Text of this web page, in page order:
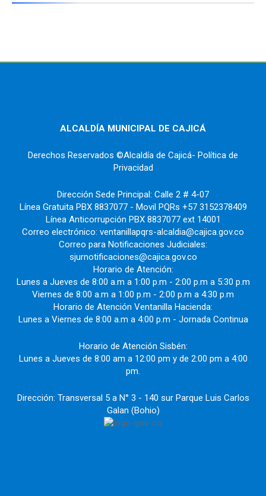
ALCALDÍA MUNICIPAL DE CAJICÁ
Derechos Reservados ©Alcaldía de Cajicá- Política de
Privacidad
Dirección Sede Principal: Calle 2 # 4-07
Línea Gratuita PBX 8837077 - Movil PQRs +57 3152378409
Línea Anticorrupción PBX 8837077 ext 14001
Correo electrónico: ventanillapqrs-alcaldia@cajica.gov.co
Correo para Notificaciones Judiciales:
sjurnotificaciones@cajica.gov.co
Horario de Atención:
Lunes a Jueves de 8:00 a.m a 1:00 p.m - 2:00 p.m a 5:30 p.m
Viernes de 8:00 a.m a 1:00 p.m - 2:00 p.m a 4:30 p.m
Horario de Atención Ventanilla Hacienda:
Lunes a Viernes de 8:00 a.m a 4:00 p.m - Jornada Continua
Horario de Atención Sisbén:
Lunes a Jueves de 8:00 am a 12:00 pm y de 2:00 pm a 4:00
pm.
Dirección: Transversal 5 a N° 3 - 140 sur Parque Luis Carlos
Galan (Bohio)